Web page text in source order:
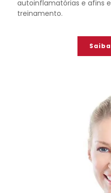
autoinflamatórias e afins
treinamento.